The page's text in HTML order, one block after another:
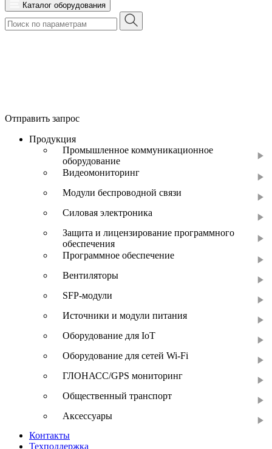
Каталог оборудования
Отправить запрос
Продукция
Промышленное коммуникационное
оборудование
Видеомониторинг
Модули беспроводной связи
Силовая электроника
Защита и лицензирование программного
обеспечения
Программное обеспечение
Вентиляторы
SFP-модули
Источники и модули питания
Оборудование для IoT
Оборудование для сетей Wi-Fi
ГЛОНАСС/GPS мониторинг
Общественный транспорт
Аксессуары
Контакты
Техподдержка